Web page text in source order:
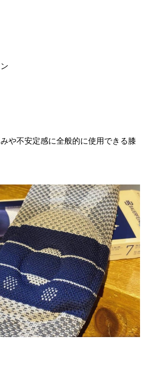
や不安定感に全般的に使用できる膝